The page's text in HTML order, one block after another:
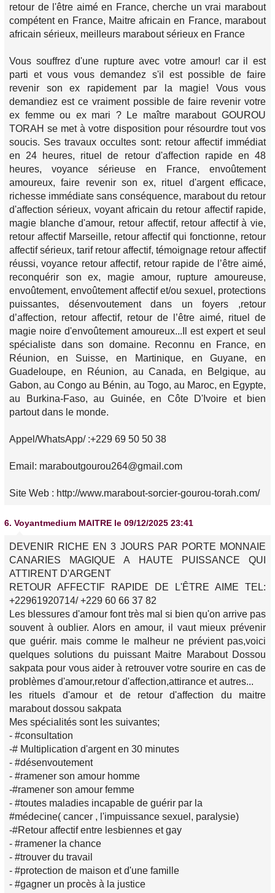
retour de l'être aimé en France, cherche un vrai marabout
compétent en France, Maitre africain en France, marabout
africain sérieux, meilleurs marabout sérieux en France
Vous souffrez d'une rupture avec votre amour! car il est
parti et vous vous demandez s'il est possible de faire
revenir son ex rapidement par la magie! Vous vous
demandiez est ce vraiment possible de faire revenir votre
ex femme ou ex mari ? Le maître marabout GOUROU
TORAH se met à votre disposition pour résourdre tout vos
soucis. Ses travaux occultes sont: retour affectif immédiat
en 24 heures, rituel de retour d'affection rapide en 48
heures, voyance sérieuse en France, envoûtement
amoureux, faire revenir son ex, rituel d'argent efficace,
richesse immédiate sans conséquence, marabout du retour
d'affection sérieux, voyant africain du retour affectif rapide,
magie blanche d'amour, retour affectif, retour affectif à vie,
retour affectif Marseille, retour affectif qui fonctionne, retour
affectif sérieux, tarif retour affectif, témoignage retour affectif
réussi, voyance retour affectif, retour rapide de l’être aimé,
reconquérir son ex, magie amour, rupture amoureuse,
envoûtement, envoûtement affectif et/ou sexuel, protections
puissantes, désenvoutement dans un foyers ,retour
d’affection, retour affectif, retour de l’être aimé, rituel de
magie noire d'envoûtement amoureux...Il est expert et seul
spécialiste dans son domaine. Reconnu en France, en
Réunion, en Suisse, en Martinique, en Guyane, en
Guadeloupe, en Réunion, au Canada, en Belgique, au
Gabon, au Congo au Bénin, au Togo, au Maroc, en Egypte,
au Burkina-Faso, au Guinée, en Côte D'Ivoire et bien
partout dans le monde.
Appel/WhatsApp/ :+229 69 50 50 38
Email: maraboutgourou264@gmail.com
Site Web : http://www.marabout-sorcier-gourou-torah.com/
6. Voyantmedium MAITRE le 09/12/2025 23:41
DEVENIR RICHE EN 3 JOURS PAR PORTE MONNAIE
CANARIES MAGIQUE A HAUTE PUISSANCE QUI
ATTIRENT D'ARGENT
RETOUR AFFECTIF RAPIDE DE L'ÊTRE AIME TEL:
+22961920714/ +229 60 66 37 82
Les blessures d'amour font très mal si bien qu'on arrive pas
souvent à oublier. Alors en amour, il vaut mieux prévenir
que guérir. mais comme le malheur ne prévient pas,voici
quelques solutions du puissant Maitre Marabout Dossou
sakpata pour vous aider à retrouver votre sourire en cas de
problèmes d'amour,retour d'affection,attirance et autres...
les rituels d'amour et de retour d'affection du maitre
marabout dossou sakpata
Mes spécialités sont les suivantes;
- #consultation
-# Multiplication d'argent en 30 minutes
- #désenvoutement
- #ramener son amour homme
-#ramener son amour femme
- #toutes maladies incapable de guérir par la
#médecine( cancer , l'impuissance sexuel, paralysie)
-#Retour affectif entre lesbiennes et gay
- #ramener la chance
- #trouver du travail
- #protection de maison et d'une famille
- #gagner un procès à la justice